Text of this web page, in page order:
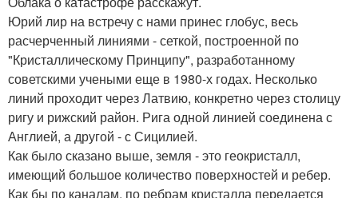
Юрий лир на встречу с нами принес глобус, весь
расчерченный линиями - сеткой, построенной по
"Кристаллическому Принципу", разработанному
советскими учеными еще в 1980-х годах. Несколько
линий проходит через Латвию, конкретно через столицу
ригу и рижский район. Рига одной линией соединена с
Англией, а другой - с Сицилией.
Как было сказано выше, земля - это геокристалл,
имеющий большое количество поверхностей и ребер.
Как бы по каналам, по ребрам кристалла передается